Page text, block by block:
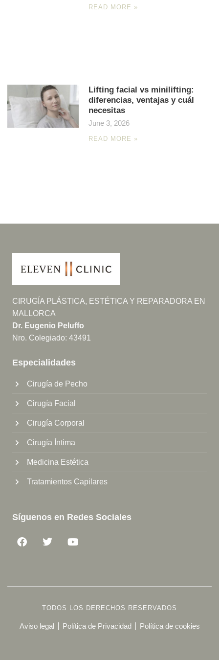
READ MORE »
Lifting facial vs minilifting:
diferencias, ventajas y cuál
necesitas
June 3, 2026
READ MORE »
CIRUGÍA PLÁSTICA, ESTÉTICA Y REPARADORA EN
MALLORCA
Dr. Eugenio Peluffo
Nro. Colegiado: 43491
Especialidades
Cirugía de Pecho
Cirugía Facial
Cirugía Corporal
Cirugía Íntima
Medicina Estética
Tratamientos Capilares
Síguenos en Redes Sociales
TODOS LOS DERECHOS RESERVADOS
Aviso legal Política de Privacidad Política de cookies